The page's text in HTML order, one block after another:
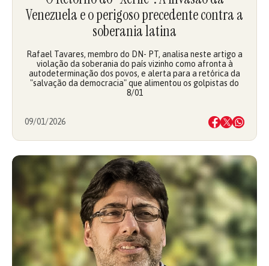
Venezuela e o perigoso precedente contra a
soberania latina
Rafael Tavares, membro do DN- PT, analisa neste artigo a
violação da soberania do país vizinho como afronta à
autodeterminação dos povos, e alerta para a retórica da
"salvação da democracia" que alimentou os golpistas do
8/01
09/01/2026